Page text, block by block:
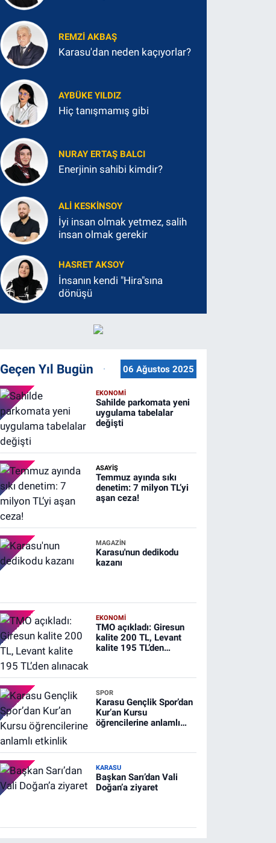
REMZI AKBAŞ
Karasu'dan neden kaçıyorlar?
AYBÜKE YILDIZ
Hiç tanışmamış gibi
NURAY ERTAŞ BALCI
Enerjinin sahibi kimdir?
ALI KESKINSOY
İyi insan olmak yetmez, salih
insan olmak gerekir
HASRET AKSOY
İnsanın kendi "Hira"sına
dönüşü
Geçen Yıl Bugün 06 Ağustos 2025
EKONOMİ
Sahilde parkomata yeni
uygulama tabelalar
değişti
ASAYİŞ
Temmuz ayında sıkı
denetim: 7 milyon TL’yi
aşan ceza!
MAGAZİN
Karasu'nun dedikodu
kazanı
EKONOMİ
TMO açıkladı: Giresun
kalite 200 TL, Levant
kalite 195 TL’den
SPOR
Karasu Gençlik Spor’dan
Kur’an Kursu
öğrencilerine anlamlı
KARASU
Başkan Sarı’dan Vali
Doğan’a ziyaret